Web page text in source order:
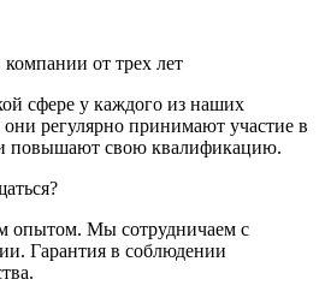
от трех лет
сфере у каждого из наших
они регулярно принимают участие в
повышают свою квалификацию.
опытом. Мы сотрудничаем с
Гарантия в соблюдении